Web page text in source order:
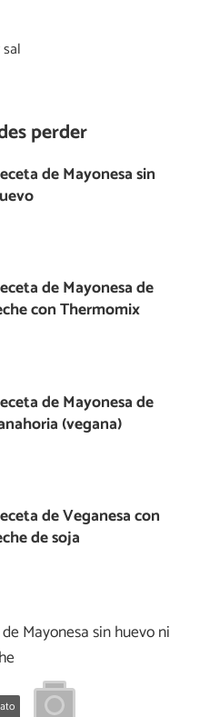
perder
de Mayonesa sin
de Mayonesa de
con Thermomix
de Mayonesa de
(vegana)
de Veganesa con
de soja
Mayonesa sin huevo ni